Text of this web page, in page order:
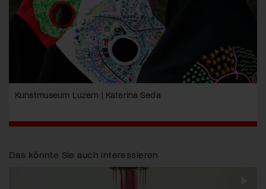
Kunstmuseum Luzern | Katerina Seda
Das könnte Sie auch interessieren